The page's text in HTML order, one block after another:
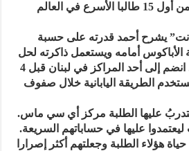
كما أن أحمد أيضا من ضمن أول 15 طالبا الأسرع في العالم
يشرح أحمد قدرته على حسبة
الأباكوس أمامه ويستعمل ذاكرته لحل
المعادلات الحسابية. وقد انضم إلى أحد المراكز في لبنان قبل 4
الطريقة اليابانية خلال صفوف
عليها الطلبة مركز أي سي ماس.
عليها في حساباتهم السريعة.
هؤلاء الطلبة وجعلتهم أكثر إصرارا